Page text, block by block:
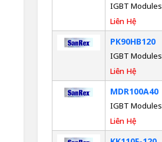
IGBT Modules
Liên Hệ
PK90HB120
IGBT Modules
Liên Hệ
MDR100A40
IGBT Modules
Liên Hệ